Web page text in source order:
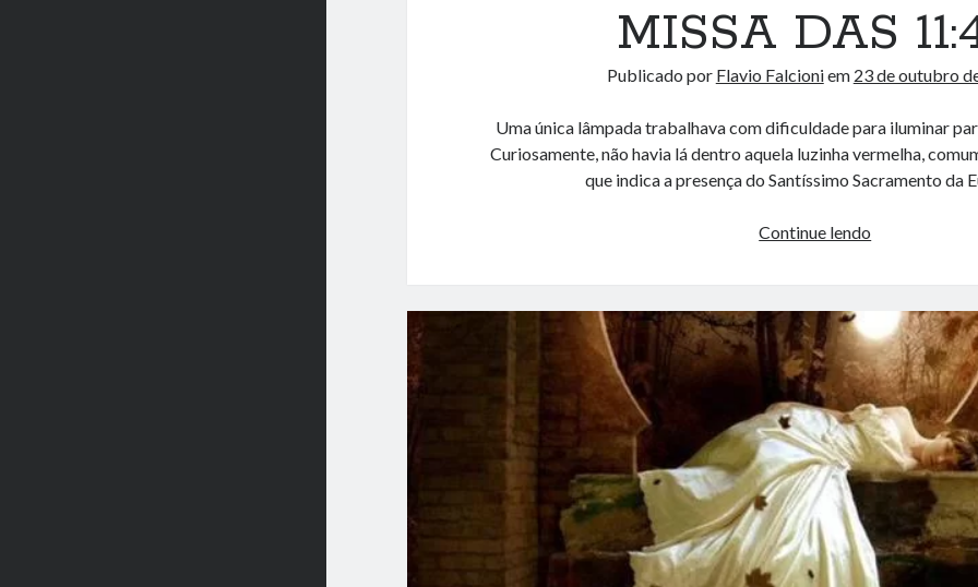
MISSA DAS
Publicado por Flavio Falcioniem 23 de outubro
Uma única lâmpada trabalhava com dificuldade para iluminar
Curiosamente, não havia lá dentro aquela luzinha vermelha,
que indica a presença do Santíssimo Sacramento da
Continue lendo